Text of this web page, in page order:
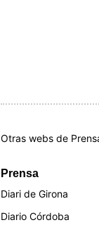
Otras webs de
Prensa
Diari de Girona
Diario Córdoba